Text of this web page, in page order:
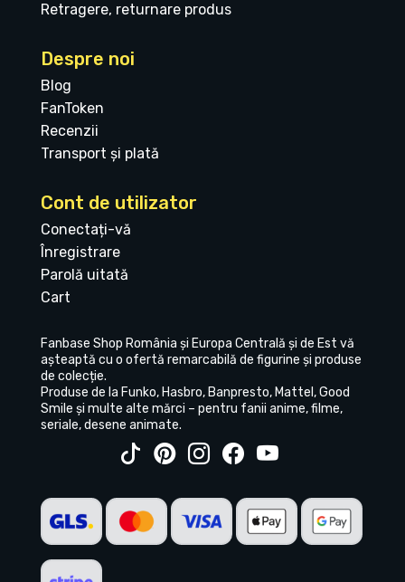
Retragere, returnare produs
Despre noi
Blog
FanToken
Recenzii
Transport și plată
Cont de utilizator
Conectați-vă
Înregistrare
Parolă uitată
Cart
Fanbase Shop România și Europa Centrală și de Est vă
așteaptă cu o ofertă remarcabilă de figurine și produse
de colecție.
Produse de la Funko, Hasbro, Banpresto, Mattel, Good
Smile și multe alte mărci – pentru fanii anime, filme,
seriale, desene animate.